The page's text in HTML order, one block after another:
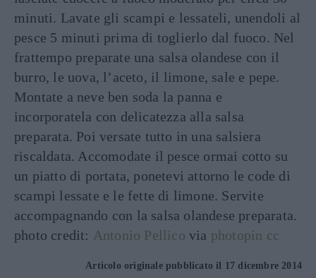
minuti. Lavate gli scampi e lessateli, unendoli al
pesce 5 minuti prima di toglierlo dal fuoco. Nel
frattempo preparate una salsa olandese con il
burro, le uova, l’aceto, il limone, sale e pepe.
Montate a neve ben soda la panna e
incorporatela con delicatezza alla salsa
preparata. Poi versate tutto in una salsiera
riscaldata. Accomodate il pesce ormai cotto su
un piatto di portata, ponetevi attorno le code di
scampi lessate e le fette di limone. Servite
accompagnando con la salsa olandese preparata.
photo credit: Antonio Pellico via photopin cc
Articolo originale pubblicato il 17 dicembre 2014